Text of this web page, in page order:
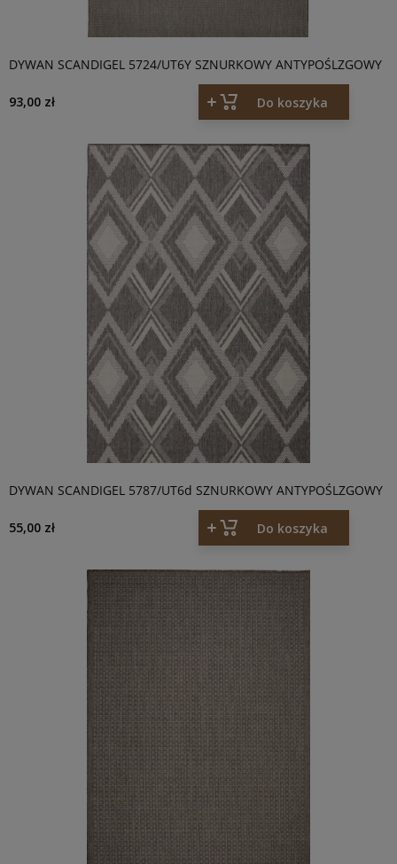
DYWAN SCANDIGEL 5724/UT6Y SZNURKOWY ANTYPOŚLZGOWY
93,00 zł Do koszyka
DYWAN SCANDIGEL 5787/UT6d SZNURKOWY ANTYPOŚLZGOWY
55,00 zł Do koszyka